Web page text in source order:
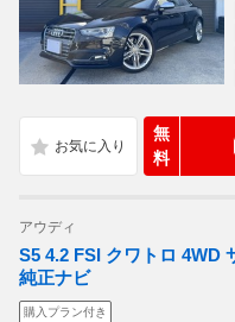
無
料
アウディ
S5 4.2 FSI クワトロ
純正ナビ
購入プラン付き